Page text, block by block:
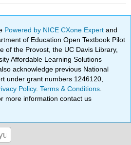
Powered by NICE CXone Expertand
of Education Open Textbook Pilot
of the Provost, the UC Davis Library,
Affordable Learning Solutions
acknowledge previous National
under grant numbers 1246120,
Policy.Terms & Conditions
more information contact us